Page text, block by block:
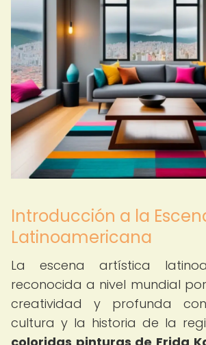
Introducción a la
Latinoamericana
La escena artística
reconocida a nivel mundial
creatividad y profunda
cultura y la historia de la